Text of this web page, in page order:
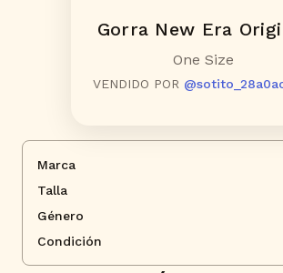
Gorra New Era
One Size
VENDIDO POR @
Marca
Talla
Género
Condición